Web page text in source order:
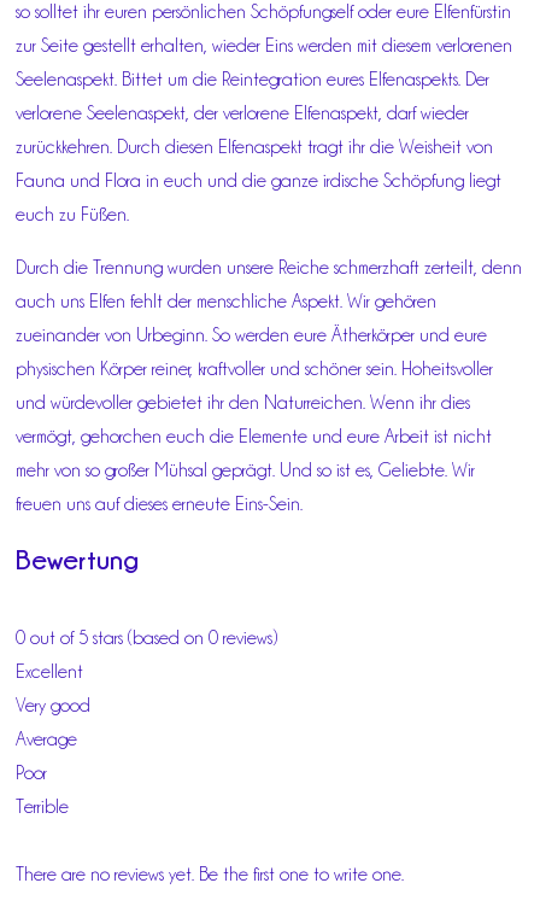
so solltet ihr euren persönlichen Schöpfungself oder eure Elfenfürstin
zur Seite gestellt erhalten, wieder Eins werden mit diesem verlorenen
Seelenaspekt. Bittet um die Reintegration eures Elfenaspekts. Der
verlorene Seelenaspekt, der verlorene Elfenaspekt, darf wieder
zurückkehren. Durch diesen Elfenaspekt tragt ihr die Weisheit von
Fauna und Flora in euch und die ganze irdische Schöpfung liegt
euch zu Füßen.
Durch die Trennung wurden unsere Reiche schmerzhaft zerteilt, denn
auch uns Elfen fehlt der menschliche Aspekt. Wir gehören
zueinander von Urbeginn. So werden eure Ätherkörper und eure
physischen Körper reiner, kraftvoller und schöner sein. Hoheitsvoller
und würdevoller gebietet ihr den Naturreichen. Wenn ihr dies
vermögt, gehorchen euch die Elemente und eure Arbeit ist nicht
mehr von so großer Mühsal geprägt. Und so ist es, Geliebte. Wir
freuen uns auf dieses erneute Eins-Sein.
Bewertung
0 out of 5 stars (based on 0 reviews)
Excellent
Very good
Average
Poor
Terrible
There are no reviews yet. Be the first one to write one.